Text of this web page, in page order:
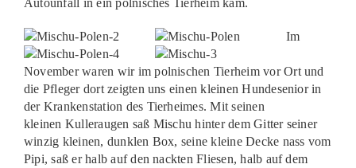
Im
November waren wir im polnischen Tierheim vor Ort und
die Pfleger dort zeigten uns einen kleinen Hundesenior in
der Krankenstation des Tierheimes. Mit seinen
kleinen Kulleraugen saß Mischu hinter dem Gitter seiner
winzig kleinen, dunklen Box, seine kleine Decke nass vom
Pipi, saß er halb auf den nackten Fliesen, halb auf dem